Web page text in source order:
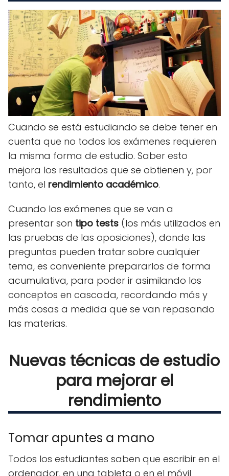
Cuando se está estudiando se debe tener en
cuenta que no todos los exámenes requieren
la misma forma de estudio. Saber esto
mejora los resultados que se obtienen y, por
tanto, el rendimiento académico.
Cuando los exámenes que se van a
presentar son tipo tests (los más utilizados en
las pruebas de las oposiciones), donde las
preguntas pueden tratar sobre cualquier
tema, es conveniente prepararlos de forma
acumulativa, para poder ir asimilando los
conceptos en cascada, recordando más y
más cosas a medida que se van repasando
las materias.
Nuevas técnicas de estudio
para mejorar el
rendimiento
Tomar apuntes a mano
Todos los estudiantes saben que escribir en el
ordenador, en una tableta o en el móvil